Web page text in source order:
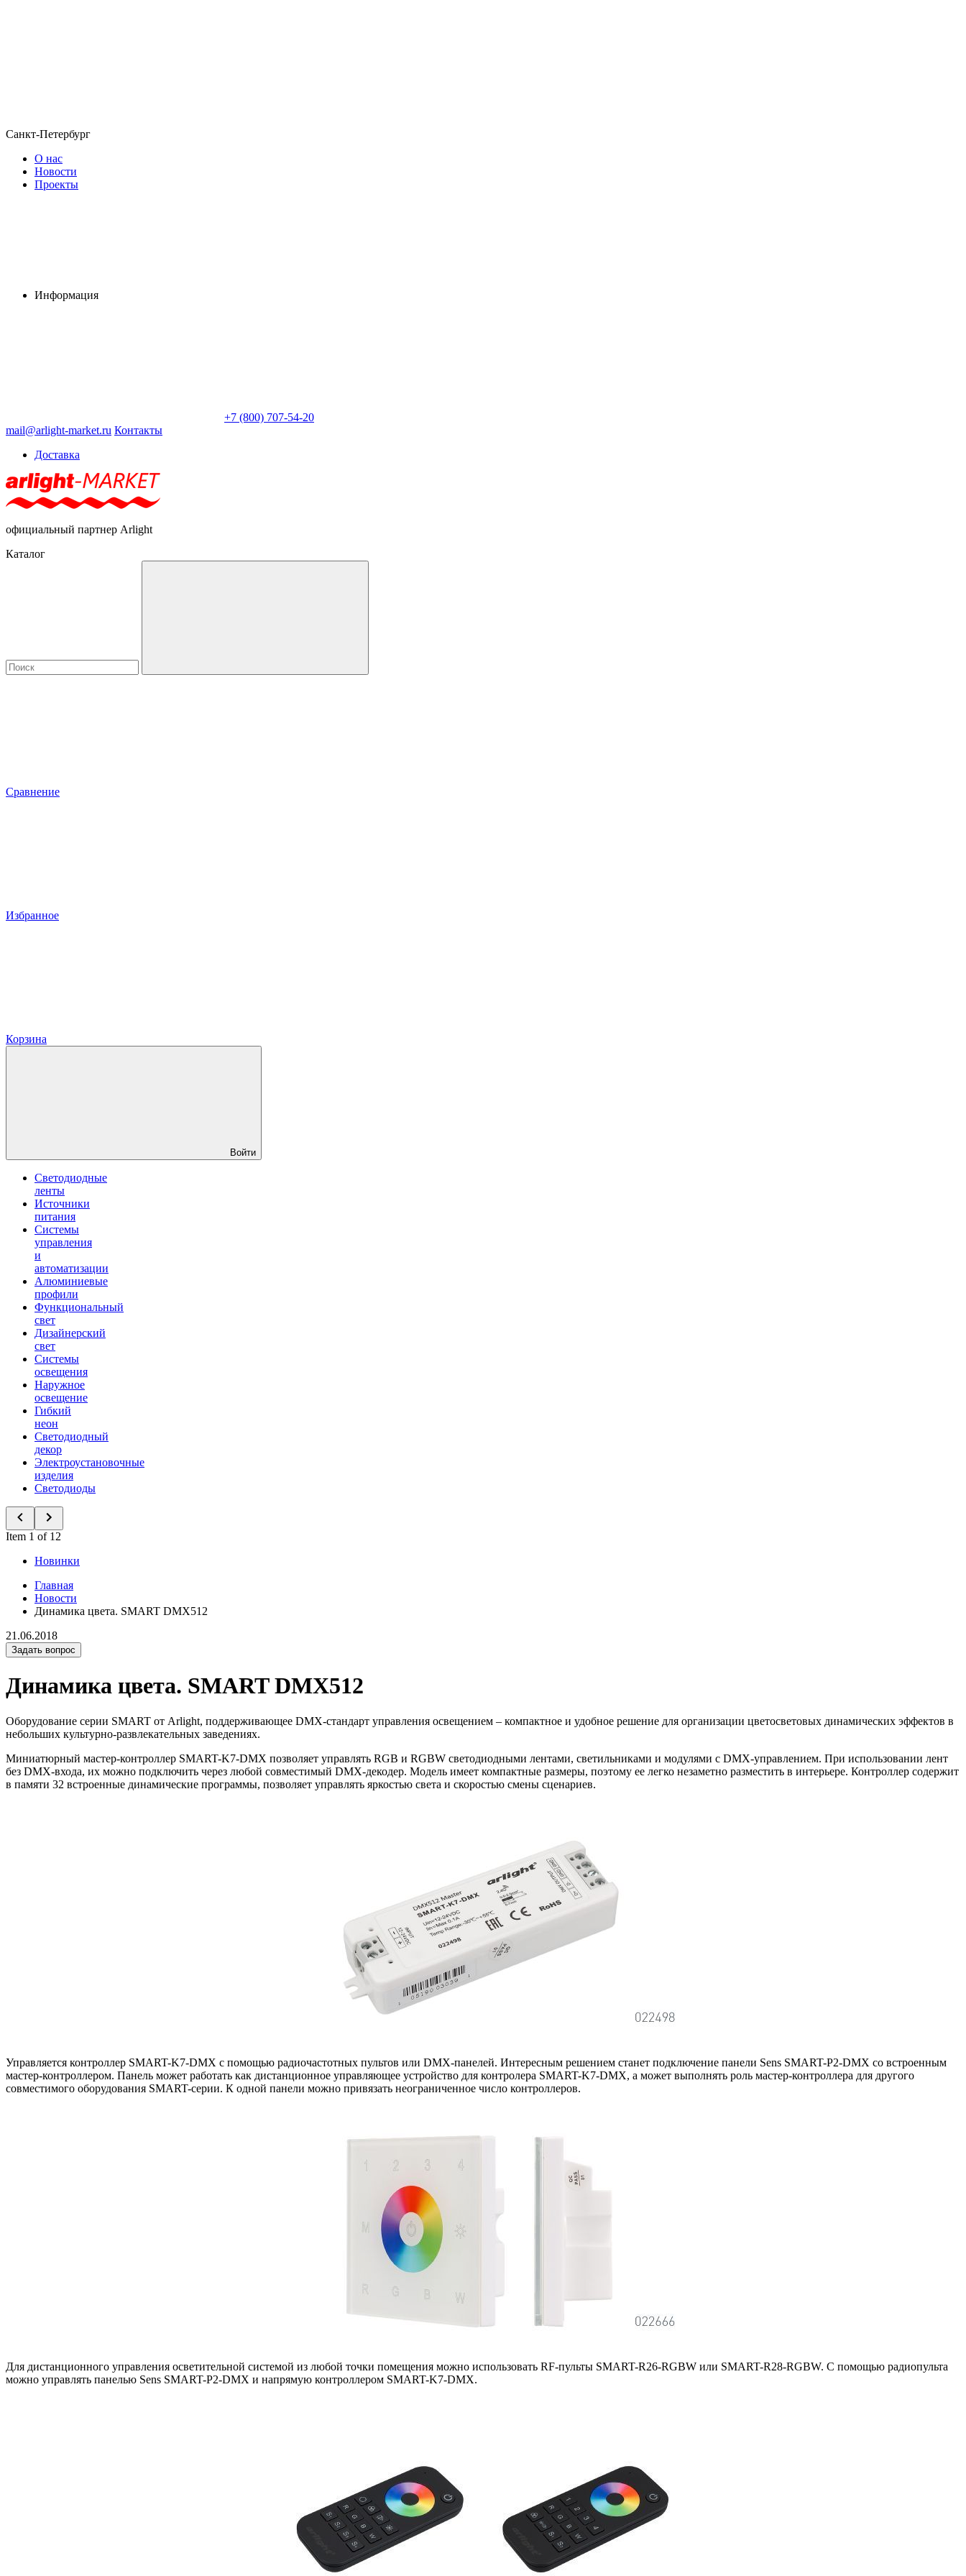
Санкт-Петербург
О нас
Новости
Проекты
Информация
+7 (800) 707-54-20
mail@arlight-market.ru Контакты
Доставка
официальный партнер Arlight
Каталог
Сравнение
Избранное
Корзина
Войти
Светодиодные
ленты
Источники
питания
Системы
управления
и
автоматизации
Алюминиевые
профили
Функциональный
свет
Дизайнерский
свет
Системы
освещения
Наружное
освещение
Гибкий
неон
Светодиодный
декор
Электроустановочные
изделия
Светодиоды
Item 1 of 12
Новинки
Главная
Новости
Динамика цвета. SMART DMX512
21.06.2018
Задать вопрос
Динамика цвета. SMART DMX512
Оборудование серии SMART от Arlight, поддерживающее DMX-стандарт управления освещением – компактное и удобное решение для организации цветосветовых динамических эффектов в
небольших культурно-развлекательных заведениях.
Миниатюрный мастер-контроллер SMART-K7-DMX позволяет управлять RGB и RGBW светодиодными лентами, светильниками и модулями с DMX-управлением. При использовании лент
без DMX-входа, их можно подключить через любой совместимый DMX-декодер. Модель имеет компактные размеры, поэтому ее легко незаметно разместить в интерьере. Контроллер содержит
в памяти 32 встроенные динамические программы, позволяет управлять яркостью света и скоростью смены сценариев.
Управляется контроллер SMART-K7-DMX с помощью радиочастотных пультов или DMX-панелей. Интересным решением станет подключение панели Sens SMART-P2-DMX со встроенным
мастер-контроллером. Панель может работать как дистанционное управляющее устройство для контролера SMART-K7-DMX, а может выполнять роль мастер-контроллера для другого
совместимого оборудования SMART-серии. К одной панели можно привязать неограниченное число контроллеров.
Для дистанционного управления осветительной системой из любой точки помещения можно использовать RF-пульты SMART-R26-RGBW или SMART-R28-RGBW. С помощью радиопульта
можно управлять панелью Sens SMART-P2-DMX и напрямую контроллером SMART-K7-DMX.